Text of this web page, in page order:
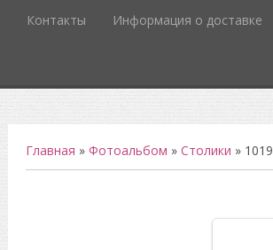
Контакты Информация о доставке
Главная » Фотоальбом » Столики » 1019